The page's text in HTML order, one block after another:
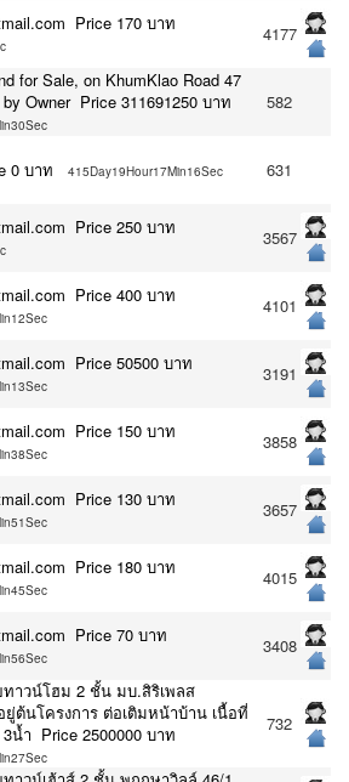
Price 170 บาท
4177
for Sale, on KhumKlao Road 47
by Owner Price 311691250 บาท
582
0 บาท 415Day19Hour17Min16Sec 631
Price 250 บาท 3567
Price 400 บาท 4101
Price 50500 บาท 3191
Price 150 บาท 3858
Price 130 บาท 3657
Price 180 บาท 4015
Price 70 บาท
3408
ทาวน์โฮม 2 ชั้น มบ.สิริเพลส
ต้นโครงการ ต่อเติมหน้าบ้าน เนื้อที่
น้ำ Price 2500000 บาท
732